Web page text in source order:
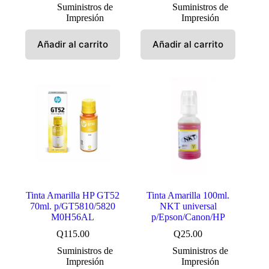
Suministros de
Impresión
Añadir al carrito
Suministros de
Impresión
Añadir al carrito
Tinta Amarilla HP GT52
70ml. p/GT5810/5820
M0H56AL
Q115.00
Suministros de
Impresión
Tinta Amarilla 100ml.
NKT universal
p/Epson/Canon/HP
Q25.00
Suministros de
Impresión